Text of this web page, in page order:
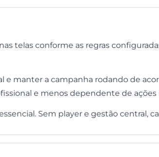
telas conforme as regras
manter a campanha rodando de
e menos dependente de ações
Sem player e gestão central,